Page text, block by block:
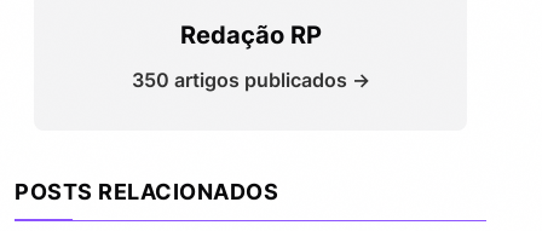
Redação RP
350 artigos publicados →
POSTS RELACIONADOS